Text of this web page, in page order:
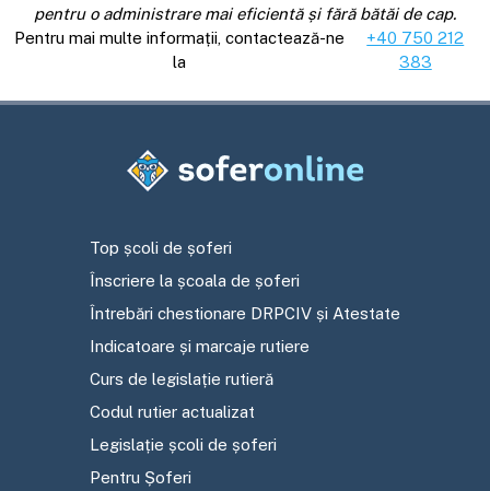
pentru o administrare mai eficientă și fără bătăi de cap.
Pentru mai multe informații, contactează-ne
la
+40 750 212
383
Top școli de șoferi
Înscriere la școala de șoferi
Întrebări chestionare DRPCIV și Atestate
Indicatoare și marcaje rutiere
Curs de legislație rutieră
Codul rutier actualizat
Legislație școli de șoferi
Pentru Șoferi